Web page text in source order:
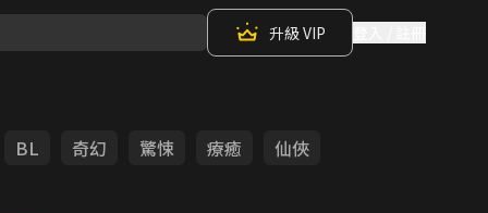
升級 VIP
BL 奇幻 驚悚 療癒 仙俠